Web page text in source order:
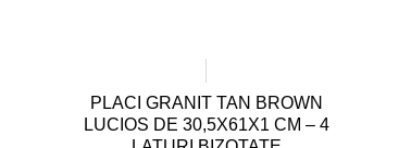
PLACI GRANIT TAN BROWN
LUCIOS DE 30,5X61X1 CM – 4